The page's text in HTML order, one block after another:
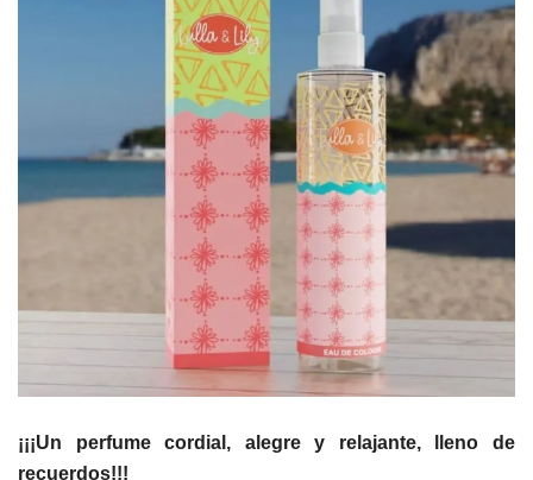
¡¡¡Un perfume cordial, alegre y relajante, lleno de
recuerdos!!!